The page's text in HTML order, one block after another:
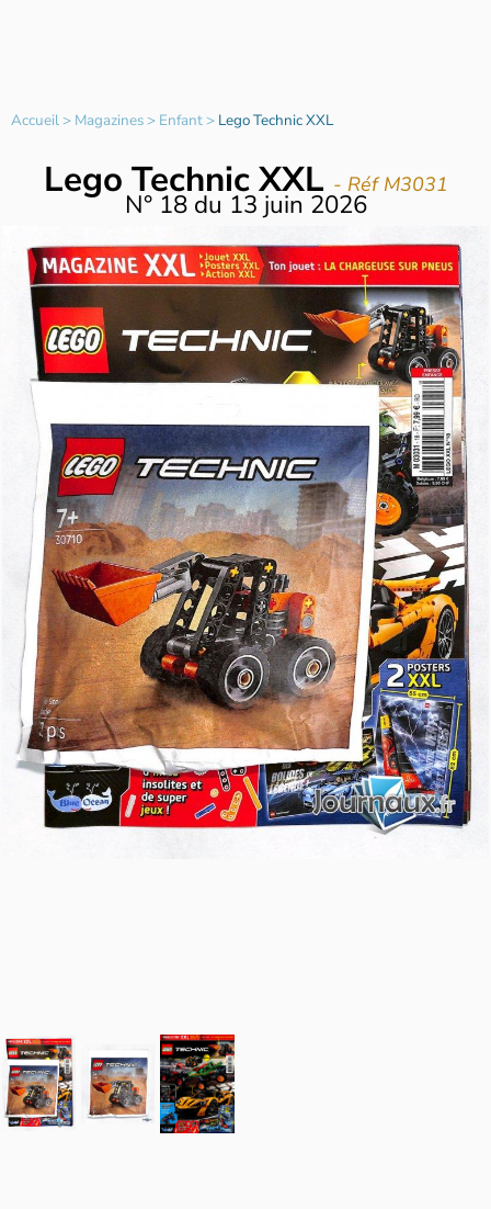
Accueil> Magazines> Enfant> Lego Technic XXL
Lego Technic XXL - Réf M3031
N° 18du 13 juin 2026